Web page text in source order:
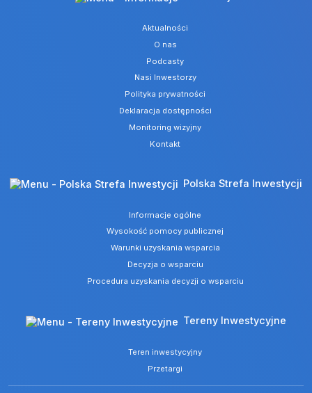
Aktualności
O nas
Podcasty
Nasi Inwestorzy
Polityka prywatności
Deklaracja dostępności
Monitoring wizyjny
Kontakt
Polska Strefa Inwestycji
Informacje ogólne
Wysokość pomocy publicznej
Warunki uzyskania wsparcia
Decyzja o wsparciu
Procedura uzyskania decyzji o wsparciu
Tereny Inwestycyjne
Teren inwestycyjny
Przetargi